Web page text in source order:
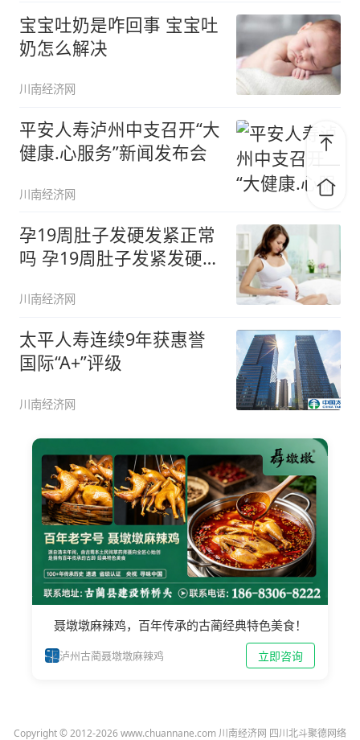
宝宝吐奶是咋回事 宝宝吐
奶怎么解决
川南经济网
平安人寿泸州中支召开“大
健康.心服务”新闻发布会
川南经济网
孕19周肚子发硬发紧正常
吗 孕19周肚子发紧发硬怎
川南经济网
太平人寿连续9年获惠誉
国际“A+”评级
川南经济网
聂墩墩麻辣鸡，百年传承的古蔺经典特色美食！
泸州古蔺聂墩墩麻辣鸡 立即咨询
Copyright © 2012-2026 www.chuannane.com 川南经济网 四川北斗聚德网络